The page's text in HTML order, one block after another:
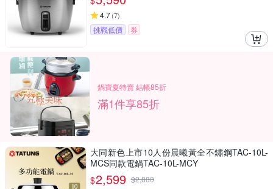
4.7(7)
挑戰低價 券
鍋寶夏特賣 結帳85折
滿1件享85折
大同新色上市10人份晨曦黃全不鏽鋼TAC-10L-
MCS同款電鍋TAC-10L-MCY
$2,599 $2,880